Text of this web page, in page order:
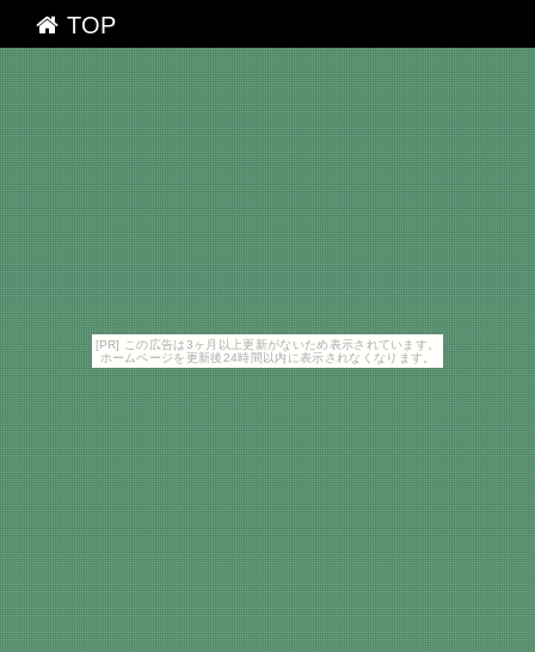
[PR] この広告は3ヶ月以上更新がないため表示されています。
ホームページを更新後24時間以内に表示されなくなります。
TOP